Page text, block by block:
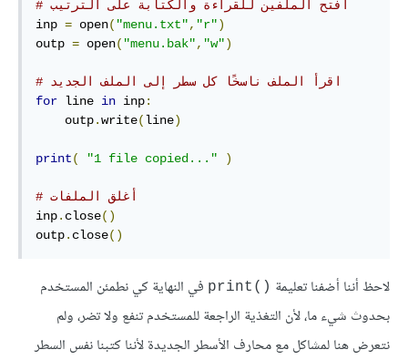
# افتح الملفين للقراءة والكتابة على الترتيب
inp = open( "menu.txt", "r")
outp = open( "menu.bak", "w")
# اقرأ الملف ناسخًا كل سطر إلى الملف الجديد
for line in inp:
    outp
.write(line)
print( "1 file copied..." )
# أغلق الملفات
inp. close()
outp. close()
لاحظ أننا أضفنا تعليمة print()‎ في النهاية كي نطمئن المستخدم
بحدوث شيء ما، لأن التغذية الراجعة للمستخدم تنفع ولا تضر، ولم
نتعرض هنا لمشاكل مع محارف الأسطر الجديدة لأننا كتبنا نفس السطر